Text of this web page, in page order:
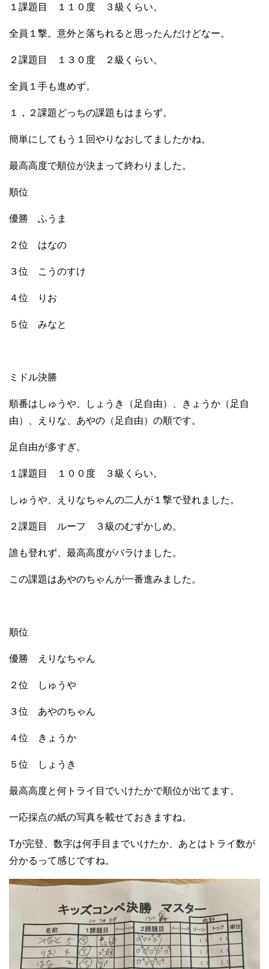
１課題目 １１０度 ３級くらい。
全員１撃。意外と落ちれると思ったんだけどなー。
２課題目 １３０度 ２級くらい。
全員１手も進めず。
１，２課題どっちの課題もはまらず。
簡単にしてもう１回やりなおしてましたかね。
最高高度で順位が決まって終わりました。
順位
優勝 ふうま
２位 はなの
３位 こうのすけ
４位 りお
５位 みなと
ミドル決勝
順番はしゅうや、しょうき（足自由）、きょうか（足自
由）、えりな、あやの（足自由）の順です。
足自由が多すぎ。
１課題目 １００度 ３級くらい。
しゅうや、えりなちゃんの二人が１撃で登れました。
２課題目 ルーフ ３級のむずかしめ。
誰も登れず、最高高度がバラけました。
この課題はあやのちゃんが一番進みました。
順位
優勝 えりなちゃん
２位 しゅうや
３位 あやのちゃん
４位 きょうか
５位 しょうき
最高高度と何トライ目でいけたかで順位が出てます。
一応採点の紙の写真を載せておきますね。
Tが完登、数字は何手目までいけたか、あとはトライ数が
分かるって感じですね。